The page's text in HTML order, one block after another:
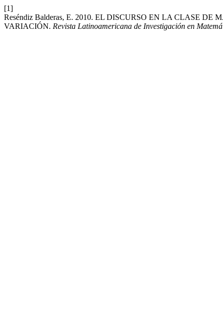
[1]
Reséndiz Balderas, E. 2010. EL DISCURSO EN LA CLASE
VARIACIÓN. Revista Latinoamericana de Investigación en